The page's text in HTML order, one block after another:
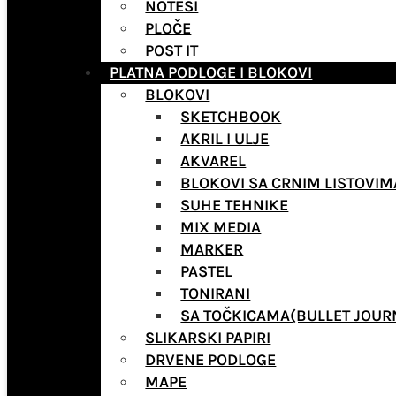
NOTESI
PLOČE
POST IT
PLATNA PODLOGE I BLOKOVI
BLOKOVI
SKETCHBOOK
AKRIL I ULJE
AKVAREL
BLOKOVI SA CRNIM
SUHE TEHNIKE
MIX MEDIA
MARKER
PASTEL
TONIRANI
SA TOČKICAMA(BULLET
SLIKARSKI PAPIRI
DRVENE PODLOGE
MAPE